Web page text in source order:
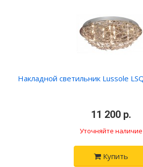
Накладной светильник Lussole
11 200 р.
Уточняйте наличие
Купить